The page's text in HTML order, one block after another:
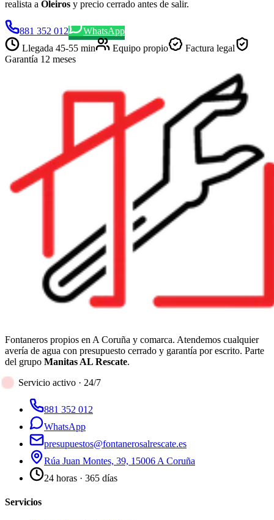
realista a Oleiros y precio cerrado antes de salir.
881 352 012
WhatsApp
Llegada 45-55 min Equipo propio
Factura legal
Garantía 12 meses
Fontaneros propios en A Coruña y comarca. Atendemos cualquier
avería de agua con presupuesto cerrado y garantía por escrito. Parte
del grupo Manitas AL Rescate.
Servicio activo · 24/7
881 352 012
WhatsApp
presupuestos@fontanerosalrescate.es
Rúa Juan Montes, 39, 15006 A Coruña
24 horas · 365 días
Servicios